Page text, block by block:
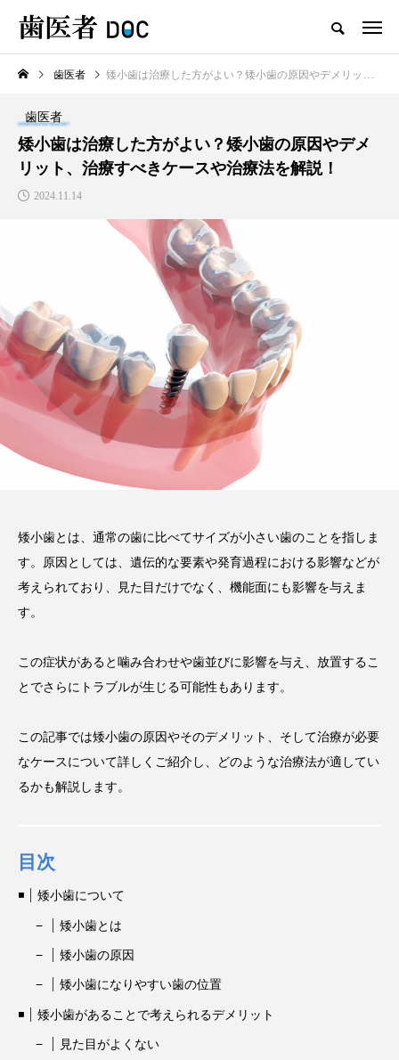
TOP
新着記事
歯医者
セラミックの歯の磨き方は普
通の歯と同じで大丈夫？正し
い磨き方や注意点、長持ちさ
せるポイントを解説
2025.12.21
注目のトピック
コラム セラミック
歯医者 矮小歯は治療した方がよい？矮小歯の原因やデメリット、治療すべきケースや治療法を解説！
歯医者
矮小歯は治療した方がよい？矮小歯の原因やデメ
リット、治療すべきケースや治療法を解説！
2024.11.14
矮小歯とは、通常の歯に比べてサイズが小さい歯のことを指しま
す。原因としては、遺伝的な要素や発育過程における影響などが
考えられており、見た目だけでなく、機能面にも影響を与えま
す。
この症状があると噛み合わせや歯並びに影響を与え、放置するこ
とでさらにトラブルが生じる可能性もあります。
この記事では矮小歯の原因やそのデメリット、そして治療が必要
なケースについて詳しくご紹介し、どのような治療法が適してい
るかも解説します。
目次
矮小歯について
矮小歯とは
矮小歯の原因
矮小歯になりやすい歯の位置
矮小歯があることで考えられるデメリット
見た目がよくない